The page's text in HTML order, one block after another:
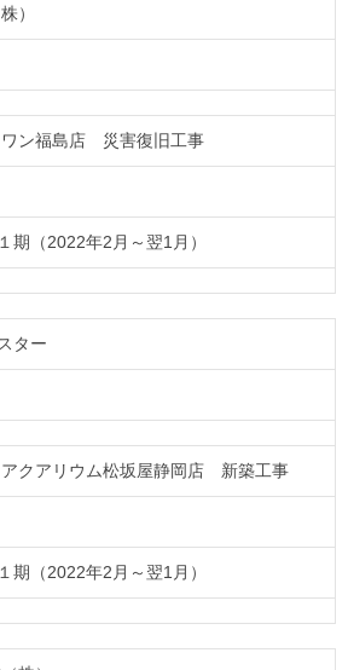
）
ワン福島店 災害復旧工事
期（2022年2月～翌1月）
ター
アクアリウム松坂屋静岡店 新築工事
期（2022年2月～翌1月）